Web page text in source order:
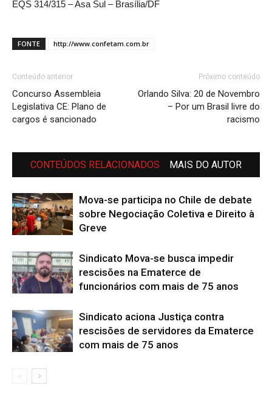
EQS 314/315 – Asa Sul – Brasília/DF
FONTE http://www.confetam.com.br
Conteúdo anterior
Concurso Assembleia
Legislativa CE: Plano de
cargos é sancionado
Próximo conteúdo
Orlando Silva: 20 de Novembro
– Por um Brasil livre do
racismo
CONTEÚDOS RELACIONADOS MAIS DO AUTOR
Mova-se participa no Chile de debate
sobre Negociação Coletiva e Direito à
Greve
Sindicato Mova-se busca impedir
rescisões na Ematerce de
funcionários com mais de 75 anos
Sindicato aciona Justiça contra
rescisões de servidores da Ematerce
com mais de 75 anos